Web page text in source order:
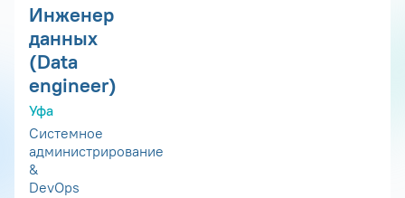
Инженер
данных
(Data
engineer)
Уфа
Системное
администрирование
&
DevOps